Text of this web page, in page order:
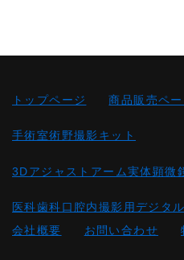
トップページ 商品販売ペー
手術室術野撮影キット
3Dアジャストアーム実体顕微
医科歯科口腔内撮影用デジタ
会社概要
お問い合わせ